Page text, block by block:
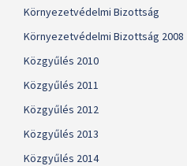
Környezetvédelmi Bizottság
Környezetvédelmi Bizottság 2008
Közgyűlés 2010
Közgyűlés 2011
Közgyűlés 2012
Közgyűlés 2013
Közgyűlés 2014